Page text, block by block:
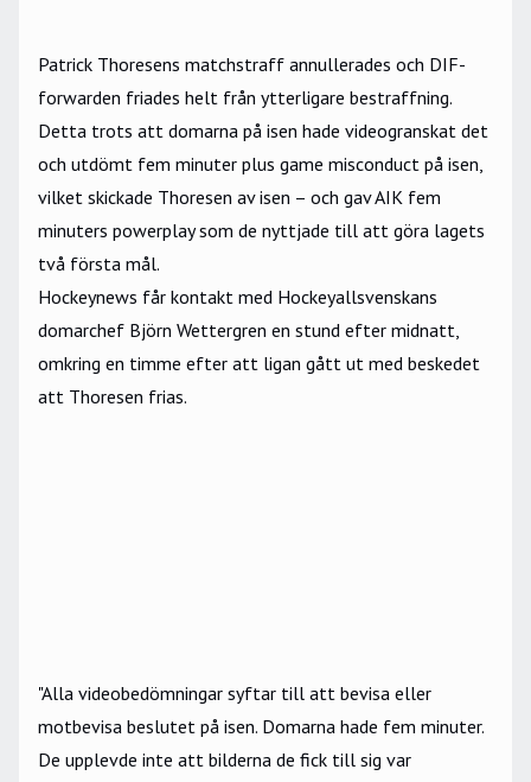
Patrick Thoresens matchstraff annullerades och DIF-
forwarden friades helt från ytterligare bestraffning.
Detta trots att domarna på isen hade videogranskat det
och utdömt fem minuter plus game misconduct på isen,
vilket skickade Thoresen av isen – och gavAIK fem
minuters powerplay som de nyttjade till att göra lagets
två första mål.
Hockeynews får kontakt med Hockeyallsvenskans
domarchef Björn Wettergren en stund efter midnatt,
omkring en timme efter att ligan gått ut med beskedet
att Thoresen frias.
"Alla videobedömningar syftar till att bevisa eller
motbevisa beslutet på isen. Domarna hade fem minuter.
De upplevde inte att bilderna de fick till sig var